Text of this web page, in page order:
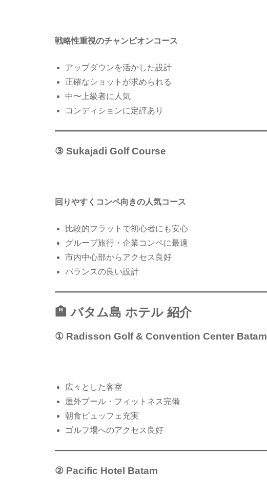
戦略性重視のチャンピオンコース
アップダウンを活かした設計
正確なショットが求められる
中〜上級者に人気
コンディションに定評あり
③ Sukajadi Golf Course
回りやすくコンペ向きの人気コース
比較的フラットで初心者にも安心
グループ旅行・企業コンペに最適
市内中心部からアクセス良好
バランスの良い設計
🏨 バタム島 ホテル 紹介
① Radisson Golf & Convention Center Batam
広々とした客室
屋外プール・フィットネス完備
朝食ビュッフェ充実
ゴルフ場へのアクセス良好
② Pacific Hotel Batam